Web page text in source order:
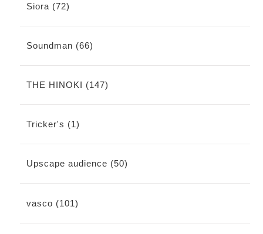
Siora (72)
Soundman (66)
THE HINOKI (147)
Tricker's (1)
Upscape audience (50)
vasco (101)